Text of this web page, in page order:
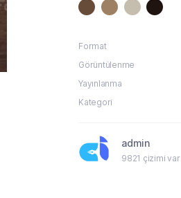
Format
Görüntülenme
Yayınlanma
Kategori
admin
9821 çizimi var